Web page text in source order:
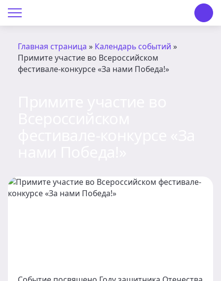
Главная страница » Календарь событий »
Примите участие во Всероссийском
фестивале-конкурсе «За нами Победа!»
О Центре «КОНТАКТ»
Профсоюз
Контакты